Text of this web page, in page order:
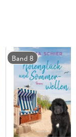
Band 8